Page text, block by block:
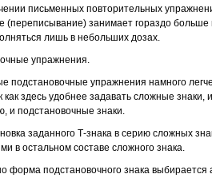
письменных повторительных
(переписывание) занимает гораздо больше
лишь в небольших дозах.
упражнения.
подстановочные упражнения намного
как здесь удобнее задавать сложные
и подстановочные знаки.
заданного Т-знака в серию сложных
в остальном составе сложного знака.
форма подстановочного знака выбирается